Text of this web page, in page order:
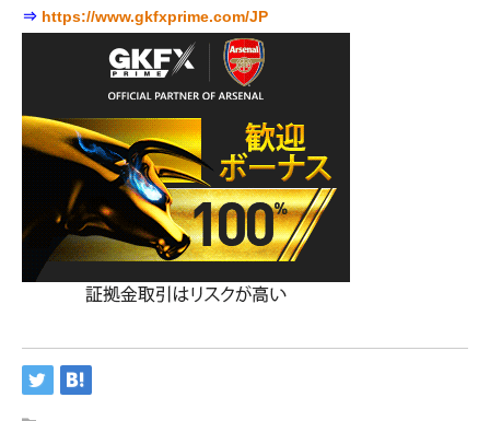
⇒ https://www.gkfxprime.com/JP